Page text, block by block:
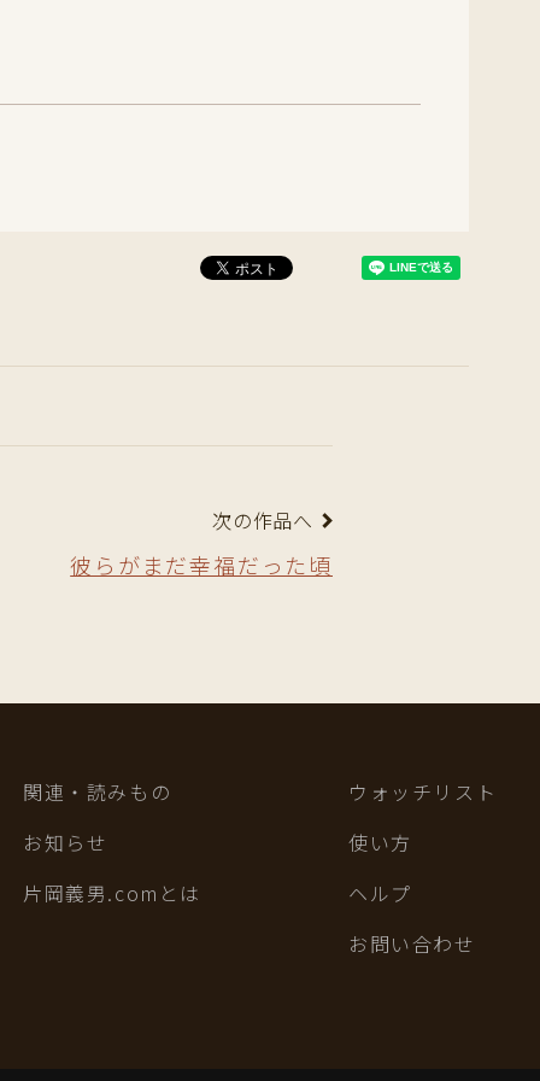
次の作品へ
彼らがまだ幸福だった頃
関連・読みもの
お知らせ
片岡義男.comとは
ウォッチリスト
使い方
ヘルプ
お問い合わせ